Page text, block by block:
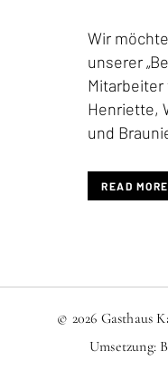
Wir
unserer
Henriette,
und
READ MORE
© 2026 Gasthaus
Umsetzung: